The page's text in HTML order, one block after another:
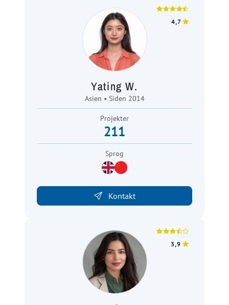
4,7
Yating W.
Asien • Siden 2014
Projekter
211
Sprog
Kontakt
3,9